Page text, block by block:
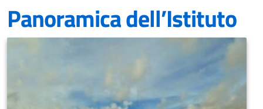
Panoramica dell’Istituto